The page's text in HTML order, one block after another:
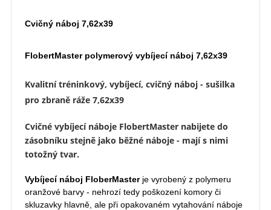
Cvičný náboj 7,62x39
FlobertMaster polymerový vybíjecí náboj 7,62x39
Kvalitní tréninkový, vybíjecí, cvičný náboj - sušilka
pro zbraně ráže 7,62x39
Cvičné vybíjecí náboje FlobertMaster nabijete do
zásobníku stejně jako běžné náboje - mají s nimi
totožný tvar.
Vybíjecí náboj FloberMasterje vyrobený z polymeru
oranžové barvy - nehrozí tedy poškození komory či
skluzavky hlavně, ale při opakovaném vytahování náboje